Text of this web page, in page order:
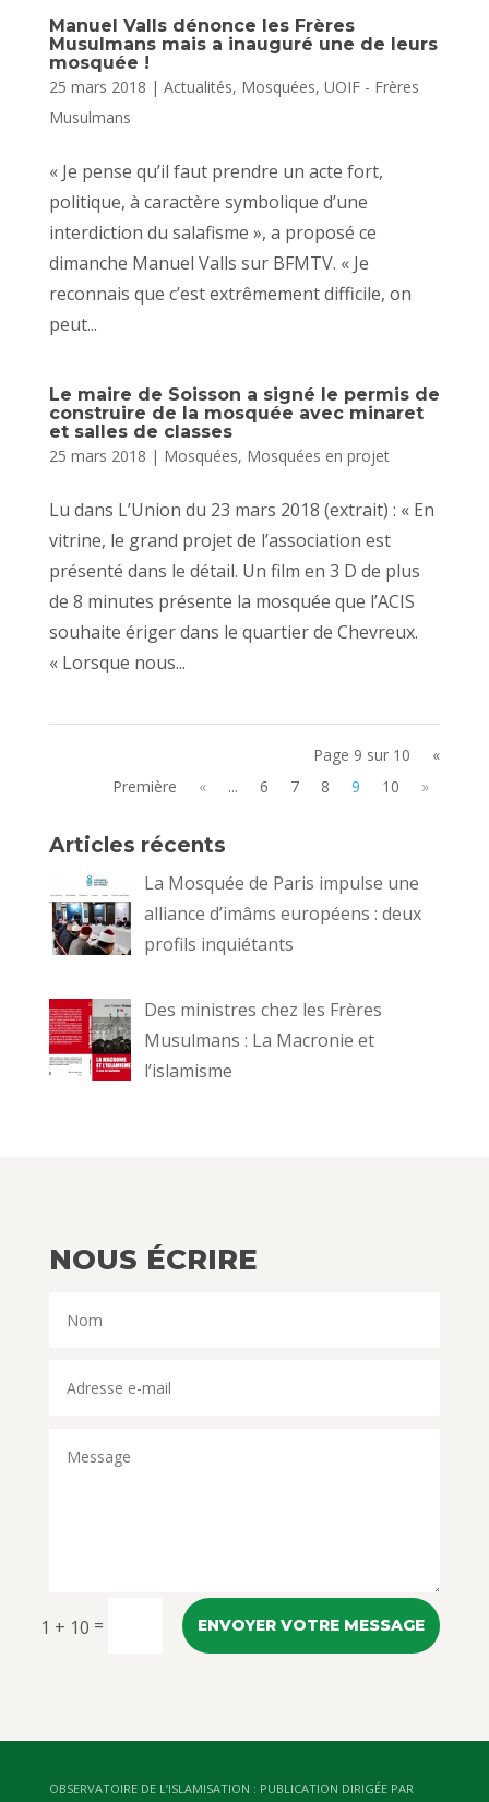
Manuel Valls dénonce les Frères
Musulmans mais a inauguré une de leurs
mosquée !
25 mars 2018 | Actualités, Mosquées, UOIF - Frères
Musulmans
« Je pense qu’il faut prendre un acte fort,
politique, à caractère symbolique d’une
interdiction du salafisme », a proposé ce
dimanche Manuel Valls sur BFMTV. « Je
reconnais que c’est extrêmement difficile, on
peut...
Le maire de Soisson a signé le permis de
construire de la mosquée avec minaret
et salles de classes
25 mars 2018 | Mosquées, Mosquées en projet
Lu dans L’Union du 23 mars 2018 (extrait) : « En
vitrine, le grand projet de l’association est
présenté dans le détail. Un film en 3 D de plus
de 8 minutes présente la mosquée que l’ACIS
souhaite ériger dans le quartier de Chevreux.
« Lorsque nous...
Page 9 sur 10
«
Première
« ... 6 7 8 9 10 »
Articles récents
La Mosquée de Paris impulse une
alliance d’imâms européens : deux
profils inquiétants
Des ministres chez les Frères
Musulmans : La Macronie et
l’islamisme
NOUS ÉCRIRE
1 + 10 = ENVOYER VOTRE MESSAGE
OBSERVATOIRE DE L’ISLAMISATION : PUBLICATION DIRIGÉE PAR